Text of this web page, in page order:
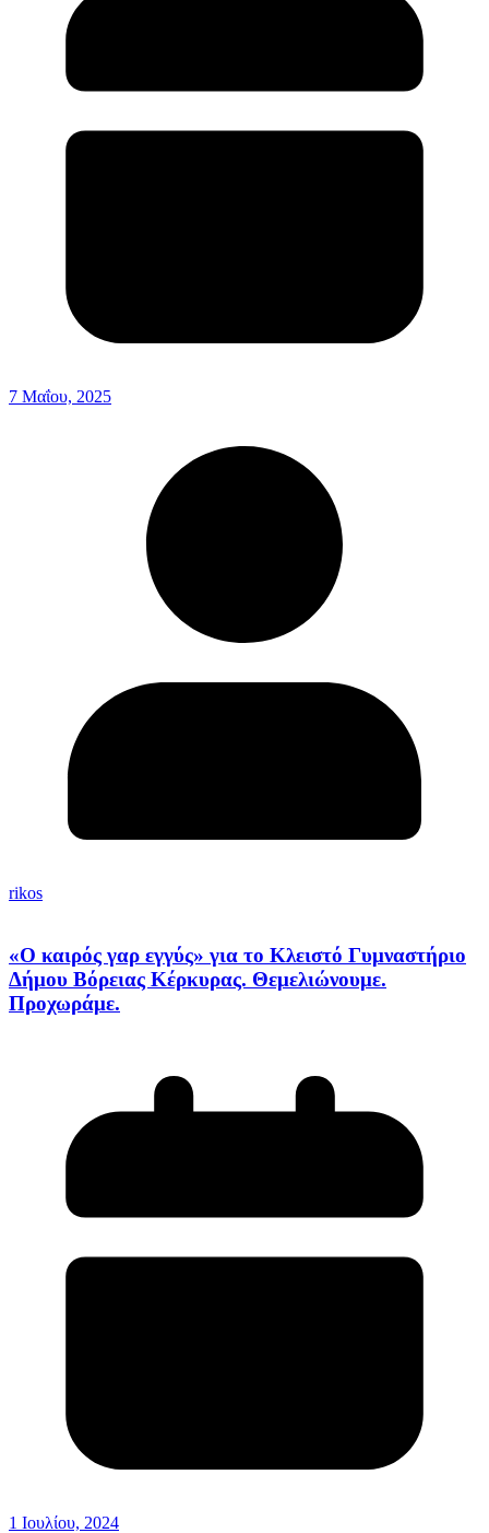
7 Μαΐου, 2025
rikos
«Ο καιρός γαρ εγγύς» για το Κλειστό Γυμναστήριο
Δήμου Βόρειας Κέρκυρας. Θεμελιώνουμε.
Προχωράμε.
1 Ιουλίου, 2024